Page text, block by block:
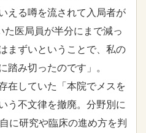
える噂を流されて入局者が
た医局員が半分にまで減っ
まずいということで、私の
踏み切ったのです」。
在していた「本院でメスを
う不文律を撤廃。分野別に
に研究や臨床の進め方を判